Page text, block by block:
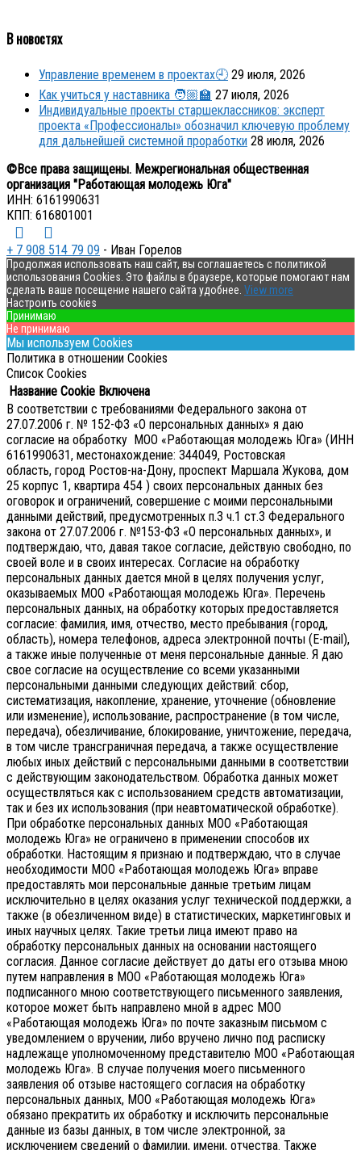
В новостях
Управление временем в проектах🕘 29 июля, 2026
Как учиться у наставника 🧑🏼‍🏫 27 июля, 2026
Индивидуальные проекты старшеклассников: эксперт
проекта «Профессионалы» обозначил ключевую проблему
для дальнейшей системной проработки 28 июля, 2026
©Все права защищены. Межрегиональная общественная
организация "Работающая молодежь Юга"
ИНН: 6161990631
КПП: 616801001
+ 7 908 514 79 09 - Иван Горелов
Продолжая использовать наш сайт, вы соглашаетесь с политикой
использования Cookies. Это файлы в браузере, которые помогают нам
сделать ваше посещение нашего сайта удобнее. View more
Настроить cookies
Принимаю
Не принимаю
Мы используем Cookies
Политика в отношении Cookies
Список Cookies
Название Cookie Включена
В соответствии с требованиями Федерального закона от
27.07.2006 г. № 152-ФЗ «О персональных данных» я даю
согласие на обработку МОО «Работающая молодежь Юга» (ИНН
6161990631, местонахождение: 344049, Ростовская
область, город Ростов-на-Дону, проспект Маршала Жукова, дом
25 корпус 1, квартира 454 ) своих персональных данных без
оговорок и ограничений, совершение с моими персональными
данными действий, предусмотренных п.3 ч.1 ст.3 Федерального
закона от 27.07.2006 г. №153-ФЗ «О персональных данных», и
подтверждаю, что, давая такое согласие, действую свободно, по
своей воле и в своих интересах. Согласие на обработку
персональных данных дается мной в целях получения услуг,
оказываемых МОО «Работающая молодежь Юга». Перечень
персональных данных, на обработку которых предоставляется
согласие: фамилия, имя, отчество, место пребывания (город,
область), номера телефонов, адреса электронной почты (E-mail),
а также иные полученные от меня персональные данные. Я даю
свое согласие на осуществление со всеми указанными
персональными данными следующих действий: сбор,
систематизация, накопление, хранение, уточнение (обновление
или изменение), использование, распространение (в том числе,
передача), обезличивание, блокирование, уничтожение, передача,
в том числе трансграничная передача, а также осуществление
любых иных действий с персональными данными в соответствии
с действующим законодательством. Обработка данных может
осуществляться как с использованием средств автоматизации,
так и без их использования (при неавтоматической обработке).
При обработке персональных данных МОО «Работающая
молодежь Юга» не ограничено в применении способов их
обработки. Настоящим я признаю и подтверждаю, что в случае
необходимости МОО «Работающая молодежь Юга» вправе
предоставлять мои персональные данные третьим лицам
исключительно в целях оказания услуг технической поддержки, а
также (в обезличенном виде) в статистических, маркетинговых и
иных научных целях. Такие третьи лица имеют право на
обработку персональных данных на основании настоящего
согласия. Данное согласие действует до даты его отзыва мною
путем направления в МОО «Работающая молодежь Юга»
подписанного мною соответствующего письменного заявления,
которое может быть направлено мной в адрес МОО
«Работающая молодежь Юга» по почте заказным письмом с
уведомлением о вручении, либо вручено лично под расписку
надлежаще уполномоченному представителю МОО «Работающая
молодежь Юга». В случае получения моего письменного
заявления об отзыве настоящего согласия на обработку
персональных данных, МОО «Работающая молодежь Юга»
обязано прекратить их обработку и исключить персональные
данные из базы данных, в том числе электронной, за
исключением сведений о фамилии, имени, отчества. Также